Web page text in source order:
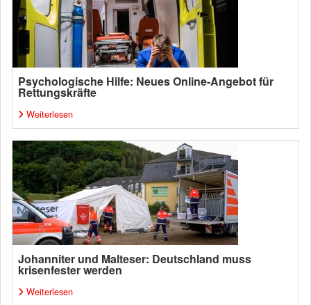
Psychologische Hilfe: Neues Online-Angebot für
Rettungskräfte
Weiterlesen
Johanniter und Malteser: Deutschland muss
krisenfester werden
Weiterlesen